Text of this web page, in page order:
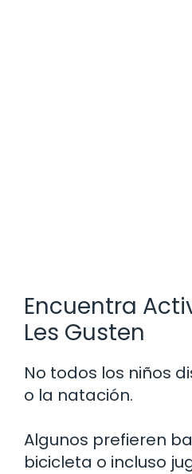
Encuentra
Les Gusten
No todos los niños
o la natación.
Algunos prefieren
bicicleta o incluso